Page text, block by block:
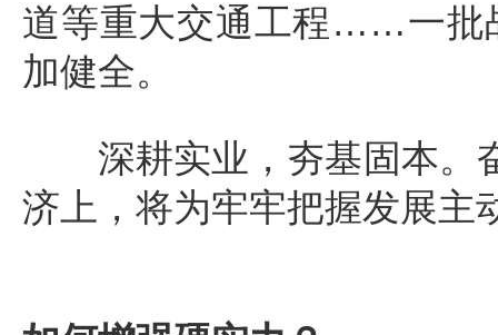
道等重大交通工程……一批
加健全。
深耕实业，夯基固本。奋
济上，将为牢牢把握发展主